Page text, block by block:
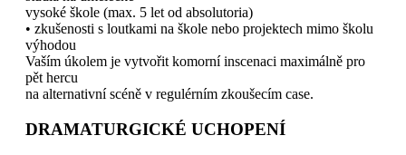
vysoké škole (max. 5 let od absolutoria)
• zkušenosti s loutkami na škole nebo projektech mimo školu
výhodou
Vaším úkolem je vytvořit komorní inscenaci maximálně pro
pět hercu
na alternativní scéně v regulérním zkoušecím case.
DRAMATURGICKÉ UCHOPENÍ